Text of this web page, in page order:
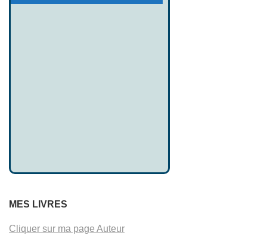
MES LIVRES
Cliquer sur ma page Auteur